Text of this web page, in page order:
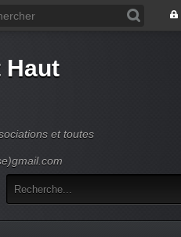
Haut
et toutes